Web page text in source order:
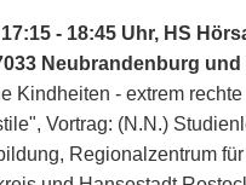
- 18:45 Uhr, HS
Neubrandenburg
Kindheiten - extrem rechte
Vortrag: (N.N.)
Regionalzentrum